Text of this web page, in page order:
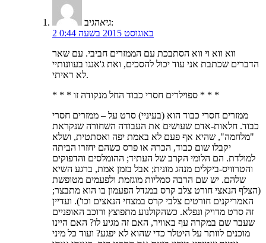
גיאהגיב:
2 באוגוסט 2015 בשעה 0:44
ווא ווא וי ווא הסתבכת עם הממזרים חביבי. עם שאר
הדברים שכתבת אני עוד יכול להסכים, ואת ג'אנגו בעוונותיי
לא ראיתי.
* * * ספוילרים חסרי כבוד החל מנקודה זו * * *
ממזרים חסרי כבוד הוא (בעיניי) סרט על – ממזרים חסרי
כבוד. חלאות-אדם שעושים את העבודה השחורה שנקראת
"מלחמה", שהיא אף פעם לא באמת יפה ואסתטית, ושלא
יקבלו שום כבוד, הכרה או פרס כשהם יחזרו הביתה
למולדת. הם הלומי הקרב של העתיד; ההומלסים והדפוקים
והטרוויס-ביקלים מנהג מונית; אבל בזמן אמת, ברגע השיא
שלהם. יש שם הרבה סמליות מוגזמת ולפעמים מטופשת
(הצלף הנאצי חורט צלב קרס במגדל הפעמון בו הוא מתבצר;
האמריקנים חורטים צלבי קרס במצחי הנאצים וכו'). ועדיין
זה סרט מדויק ונפלא. כשהקולנוע מתפוצץ ורוכב האופניים
שעבר שם במקרה עף באוויר, האם זה מגיע לו? האם היינו
מוכנים לוותר על היטלר כדי שהוא לא יפגע? ועוד כל מיני